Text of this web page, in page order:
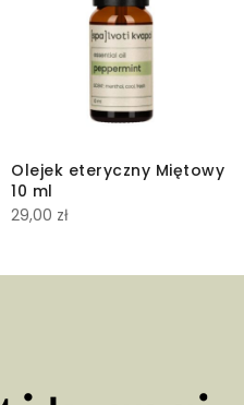
Olejek eteryczny Miętowy
10 ml
29,00 zł